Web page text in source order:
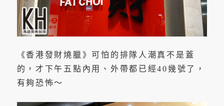
《香港發財燒臘》可怕的排隊人潮真不是蓋
的，才下午五點內用、外帶都已經40幾號了，
有夠恐怖～